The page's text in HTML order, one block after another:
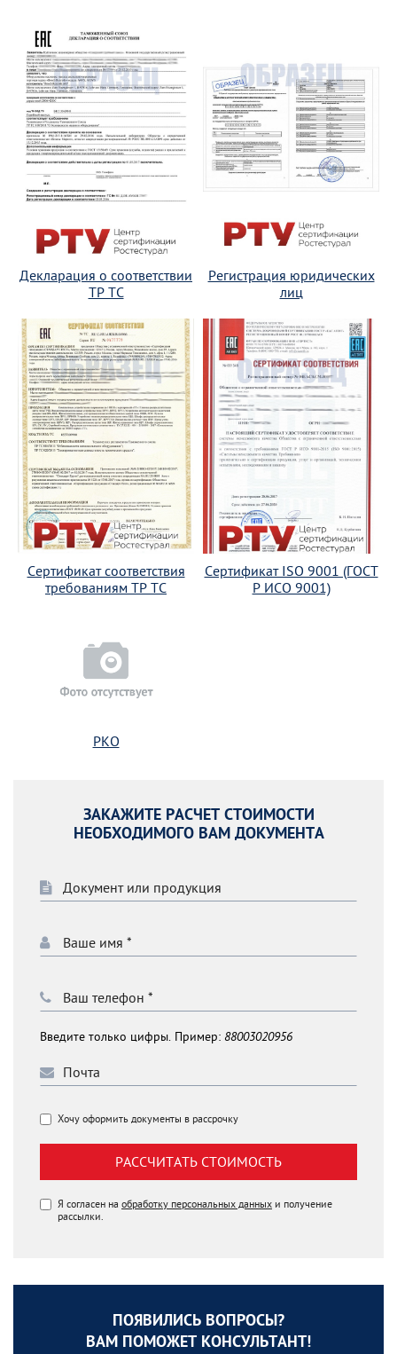
Декларация о соответствии
ТР ТС
Регистрация юридических
лиц
Сертификат соответствия
требованиям ТР ТС
Сертификат ISO 9001 (ГОСТ
Р ИСО 9001)
РКО
ЗАКАЖИТЕ РАСЧЕТ СТОИМОСТИ
НЕОБХОДИМОГО ВАМ ДОКУМЕНТА
Введите только цифры. Пример: 88003020956
Хочу оформить документы в рассрочку
РАССЧИТАТЬ СТОИМОСТЬ
Я согласен на обработку персональных данных и получение
рассылки.
ПОЯВИЛИСЬ ВОПРОСЫ?
ВАМ ПОМОЖЕТ КОНСУЛЬТАНТ!